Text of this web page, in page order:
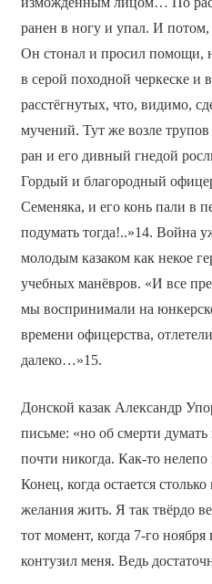
ранен в ногу и упал. И
Он стонал и просил
в серой походной черкеске и
расстёгнутых, что, видимо,
мучений. Тут же возле
ран и его дивный гнедой
Гордый и благородный
Семеняка, и его конь пали в
подумать тогда!..»14. Война
молодым казаком как некое
учебных манёвров. «И все
мы воспринимали на
времени офицерства,
далеко…»15.
Донской казак Александр
письме: «но об смерти
почти никогда. Как-то нелепо
Конец, когда остается
желания жить. Я так твёрдо
тот момент, когда 7-го
контузил меня. Ведь